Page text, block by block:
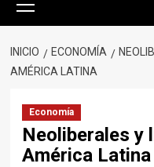
primario
INICIO ECONOMÍA
AMÉRICA LATINA
Economía
Neoliberales y
América Latina